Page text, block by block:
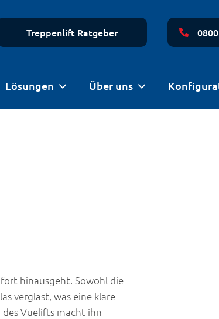
Treppenlift Ratgeber
Lösungen Über uns
hinausgeht. Sowohl die
verglast, was eine klare
des Vuelifts macht ihn